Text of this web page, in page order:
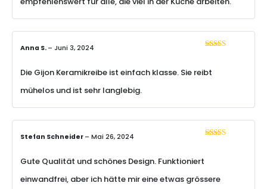
Anna S. – Juni 3, 2024
Die Gijon Keramikreibe ist einfach klasse. Sie reibt
mühelos und ist sehr langlebig.
Stefan Schneider – Mai 26, 2024
Gute Qualität und schönes Design. Funktioniert
einwandfrei, aber ich hätte mir eine etwas grössere